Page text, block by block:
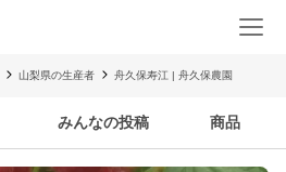
山梨県の生産者 舟久保寿江 | 舟久保農園
みんなの投稿 商品